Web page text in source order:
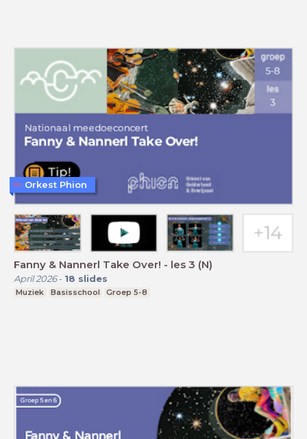
Fanny & Nannerl Take Over! - les 3 (N)
April 2026- 18 slides
Muziek Basisschool Groep 5-8
Orkest Phion